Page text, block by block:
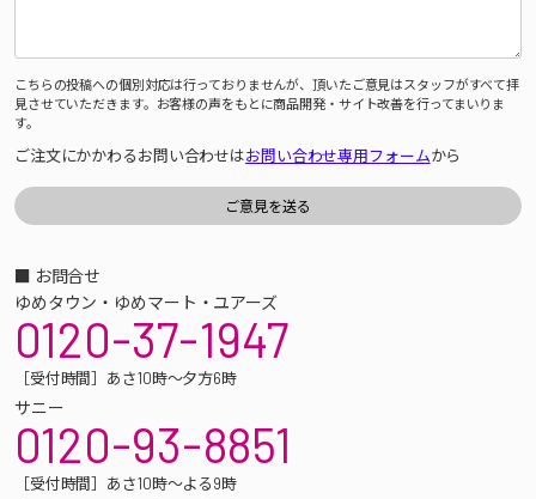
こちらの投稿への個別対応は行っておりませんが、頂いたご意見はスタッフがすべて拝
見させていただきます。お客様の声をもとに商品開発・サイト改善を行ってまいりま
す。
ご注文にかかわるお問い合わせはお問い合わせ専用フォームから
■ お問合せ
ゆめタウン・ゆめマート・ユアーズ
0120-37-1947
［受付時間］あさ10時～夕方6時
サニー
0120-93-8851
［受付時間］あさ10時～よる9時